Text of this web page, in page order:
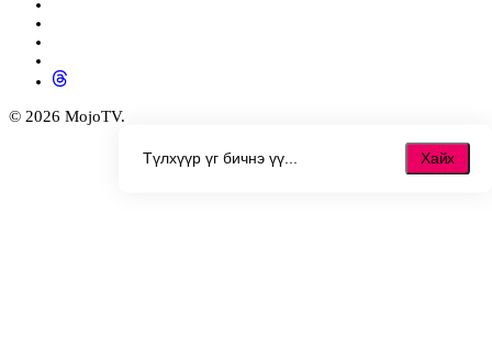
Хайх
© 2026 MojoTV.